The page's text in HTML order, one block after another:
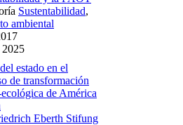
Sustentabilidad,
ambiental
2025
estado en el
de transformación
de América
Eberth Stifung